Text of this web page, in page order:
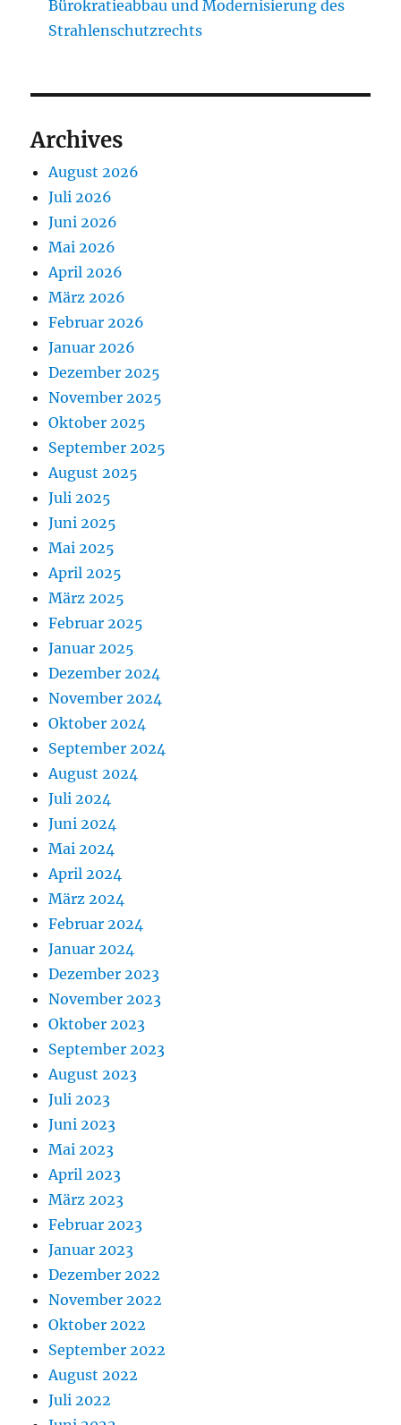
Bürokratieabbau und Modernisierung des
Strahlenschutzrechts
Archives
August 2026
Juli 2026
Juni 2026
Mai 2026
April 2026
März 2026
Februar 2026
Januar 2026
Dezember 2025
November 2025
Oktober 2025
September 2025
August 2025
Juli 2025
Juni 2025
Mai 2025
April 2025
März 2025
Februar 2025
Januar 2025
Dezember 2024
November 2024
Oktober 2024
September 2024
August 2024
Juli 2024
Juni 2024
Mai 2024
April 2024
März 2024
Februar 2024
Januar 2024
Dezember 2023
November 2023
Oktober 2023
September 2023
August 2023
Juli 2023
Juni 2023
Mai 2023
April 2023
März 2023
Februar 2023
Januar 2023
Dezember 2022
November 2022
Oktober 2022
September 2022
August 2022
Juli 2022